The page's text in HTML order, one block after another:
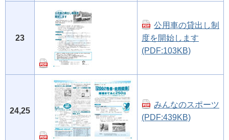
23
公用車の貸出し制
度を開始します
(PDF:103KB)
24,25
みんなのスポーツ
(PDF:439KB)